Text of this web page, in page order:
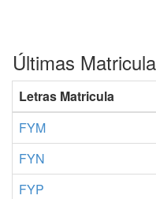
Últimas
Letras Matricula
FYM
FYN
FYP